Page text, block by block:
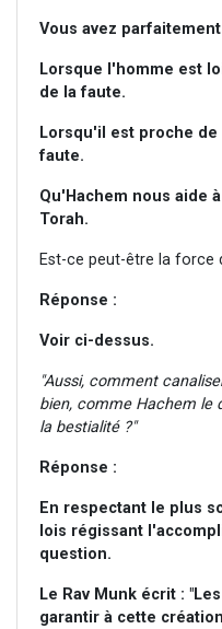
Vous avez
Lorsque l'homme est
de la faute.
Lorsqu'il est proche
faute.
Qu'Hachem nous aide
Torah.
Est-ce peut-être la force
Réponse :
Voir ci-dessus.
"Aussi, comment
bien, comme Hachem le
la bestialité ?"
Réponse :
En respectant le plus
lois régissant
question.
Le Rav Munk écrit :
garantir à cette